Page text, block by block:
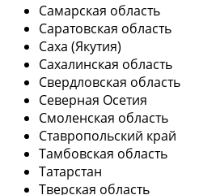
Самарская область
Саратовская область
Саха (Якутия)
Сахалинская область
Свердловская область
Северная Осетия
Смоленская область
Ставропольский край
Тамбовская область
Татарстан
Тверская область